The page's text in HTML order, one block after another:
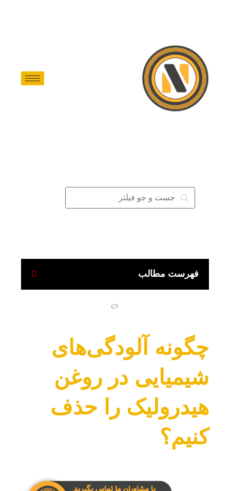
فهرست مطالب
چگونه آلودگی‌های
شیمیایی در روغن
هیدرولیک را حذف
کنیم؟